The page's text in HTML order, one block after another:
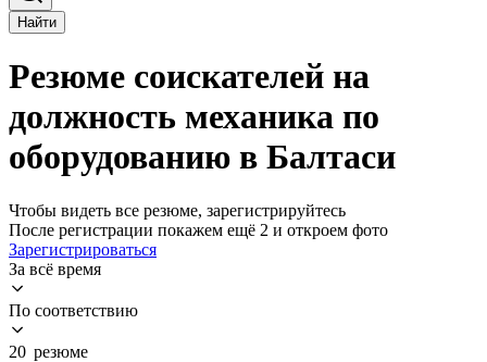
Найти
Резюме соискателей на
должность механика по
оборудованию в Балтаси
Чтобы видеть все резюме, зарегистрируйтесь
После регистрации покажем ещё 2 и откроем фото
Зарегистрироваться
За всё время
По соответствию
20 резюме